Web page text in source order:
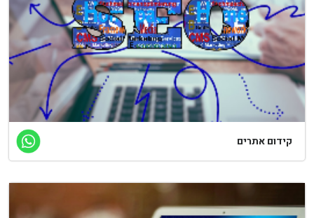
קידום אתרים